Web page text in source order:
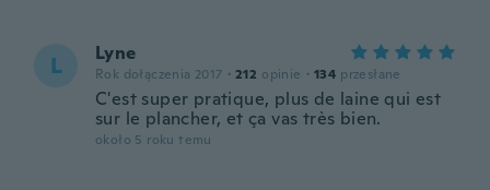
L Lyne
Rok dołączenia 2017 · 212 opinie · 134 przesłane
C'est super pratique, plus de laine qui est
sur le plancher, et ça vas très bien.
około 5 roku temu